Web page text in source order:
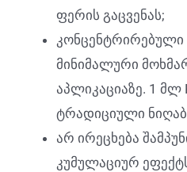
ფერის გაცვენას;
მინიმალური
აპლიკაციაზე. 1 მლ
ტრადიციული
არ ირეცხება
კუმულაციურ